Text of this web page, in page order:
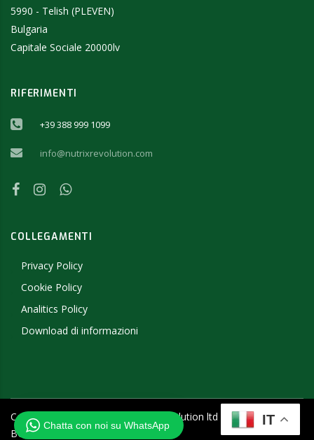
5990 - Telish (PLEVEN)
Bulgaria
Capitale Sociale 20000lv
RIFERIMENTI
+39 388 999 1099
info@nutrixrevolution.com
COLLEGAMENTI
Privacy Policy
Cookie Policy
Analitics Policy
Download di informazioni
Copyright ©
- 2019 NutriX Revolution ltd - P.IVA
BG205457656
IT
Chatta con noi su WhatsApp